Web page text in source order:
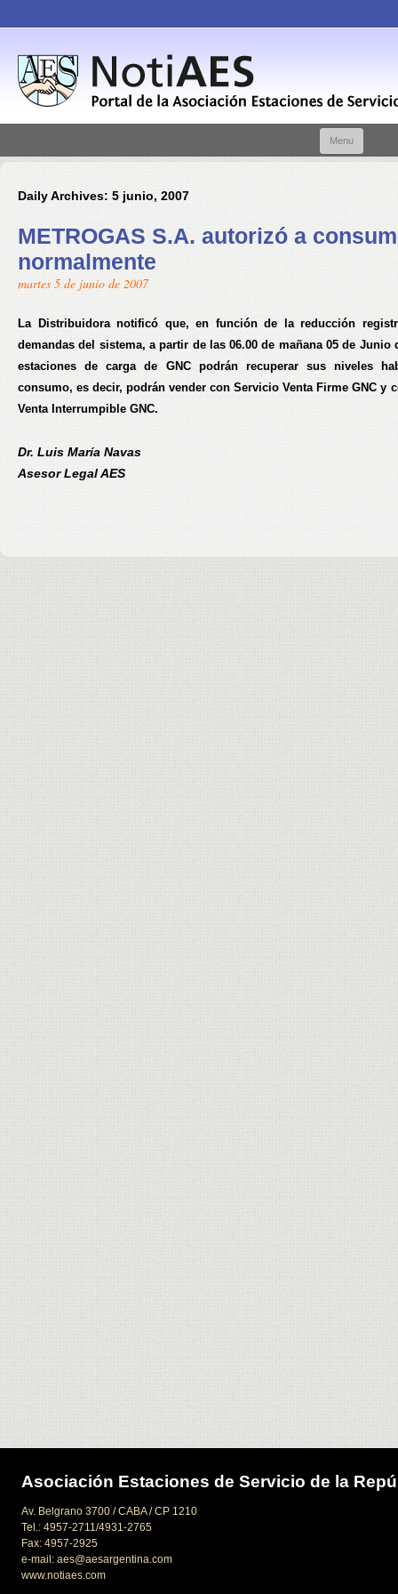
Menu
Daily Archives: 5 junio, 2007
METROGAS S.A. autorizó a
normalmente
martes 5 de junio de 2007
La Distribuidora notificó que, en función de la reducción
demandas del sistema, a partir de las 06.00 de mañana 05 de Junio
estaciones de carga de GNC podrán recuperar sus niveles
consumo, es decir, podrán vender con Servicio Venta Firme GNC y
Venta Interrumpible GNC.
Dr. Luis María Navas
Asesor Legal AES
Asociación Estaciones de Servicio de la
Av. Belgrano 3700 / CABA / CP 1210
Tel.: 4957-2711/4931-2765
Fax: 4957-2925
e-mail: aes@aesargentina.com
www.notiaes.com